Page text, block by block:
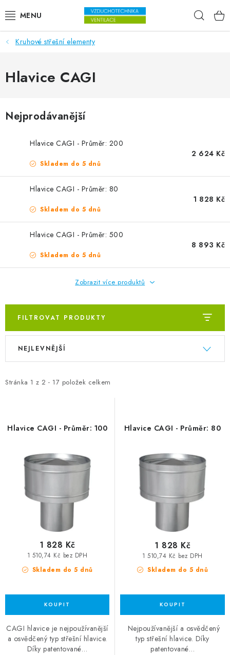
VENTILÁTORY
VZDUCHOTECHNIKA
TOPENÍ A CHLAZENÍ
FILTRY
ODVLHČOVAČE
ZVLHČOVAČE VZDUCHU PRŮMYSLOVÉ
NAHŘÍVACÍ POLŠTÁŘEK S LÁVOVÝM PÍSKEM
O nás Reference a zkušenosti
Doprava a platba
Kontakty
Kruhové střešní elementy
Hlavice CAGI
Nejprodávanější
Hlavice CAGI - Průměr: 200
Skladem do 5 dnů
2 624 Kč
Hlavice CAGI - Průměr: 80
Skladem do 5 dnů
1 828 Kč
Hlavice CAGI - Průměr: 500
Skladem do 5 dnů
8 893 Kč
Zobrazit více produktů
FILTROVAT PRODUKTY
Výpis produktů
Stránka 1 z 2 - 17 položek celkem
Řazení produktů
NEJLEVNĚJŠÍ
Hlavice CAGI - Průměr: 100
Skladem do 5 dnů
1 510,74 Kč bez DPH
1 828 Kč
CAGI hlavice je nejpoužívanější
a osvědčený typ střešní hlavice.
Díky patentované…
Hlavice CAGI - Průměr: 80
Skladem do 5 dnů
1 510,74 Kč bez DPH
1 828 Kč
Nejpoužívanější a osvědčený
typ střešní hlavice. Díky
patentované…